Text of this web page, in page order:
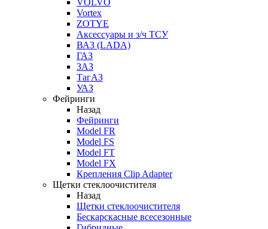
VOLVO
Vortex
ZOTYE
Аксессуары и з/ч ТСУ
ВАЗ (LADA)
ГАЗ
ЗАЗ
ТагАЗ
УАЗ
Фейринги
Назад
Фейринги
Model FR
Model FS
Model FT
Model FX
Крепления Clip Adapter
Щетки стеклоочистителя
Назад
Щетки стеклоочистителя
Бескарскасные всесезонные